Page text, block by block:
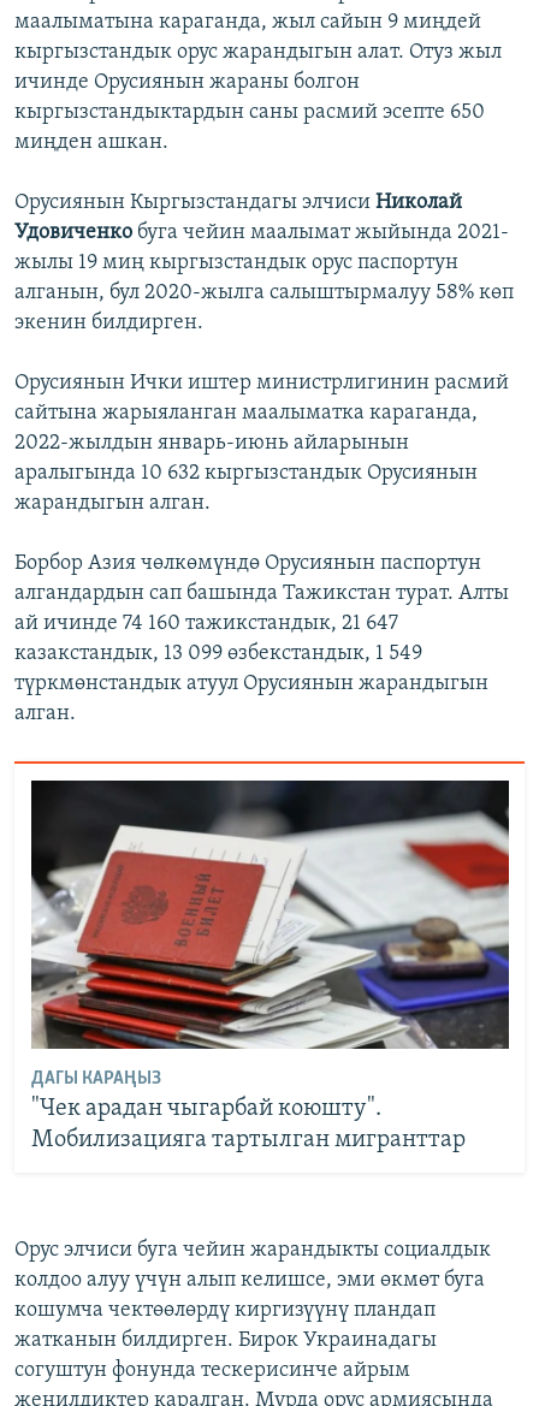
маалыматына караганда, жыл сайын 9 миңдей
кыргызстандык орус жарандыгын алат. Отуз жыл
ичинде Орусиянын жараны болгон
кыргызстандыктардын саны расмий эсепте 650
миңден ашкан.
Орусиянын Кыргызстандагы элчиси Николай
Удовиченко буга чейин маалымат жыйында 2021-
жылы 19 миң кыргызстандык орус паспортун
алганын, бул 2020-жылга салыштырмалуу 58% көп
экенин билдирген.
Орусиянын Ички иштер министрлигинин расмий
сайтына жарыяланган маалыматка караганда,
2022-жылдын январь-июнь айларынын
аралыгында 10 632 кыргызстандык Орусиянын
жарандыгын алган.
Борбор Азия чөлкөмүндө Орусиянын паспортун
алгандардын сап башында Тажикстан турат. Алты
ай ичинде 74 160 тажикстандык, 21 647
казакстандык, 13 099 өзбекстандык, 1 549
түркмөнстандык атуул Орусиянын жарандыгын
алган.
ДАГЫ КАРАҢЫЗ
"Чек арадан чыгарбай коюшту".
Мобилизацияга тартылган мигранттар
Орус элчиси буга чейин жарандыкты социалдык
колдоо алуу үчүн алып келишсе, эми өкмөт буга
кошумча чектөөлөрдү киргизүүнү пландап
жатканын билдирген. Бирок Украинадагы
согуштун фонунда тескерисинче айрым
жеңилдиктер каралган. Мурда орус армиясында